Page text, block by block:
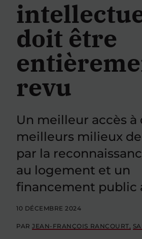
doit être
revu
Un meilleur accès à
meilleurs milieux de
par la
au logement et un
financement public
10 DÉCEMBRE 2024
PARJEAN-FRANÇOIS RANCOURT